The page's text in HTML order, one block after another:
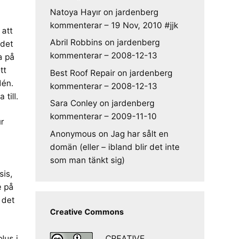
att
på
till.
på
det
Natoya Hayır on jardenberg
kommenterar – 19 Nov, 2010 #jjk
Abril Robbins on jardenberg
kommenterar – 2008-12-13
Best Roof Repair on jardenberg
kommenterar – 2008-12-13
Sara Conley on jardenberg
kommenterar – 2009-11-10
Anonymous on Jag har sålt en
domän (eller – ibland blir det inte
som man tänkt sig)
Creative Commons